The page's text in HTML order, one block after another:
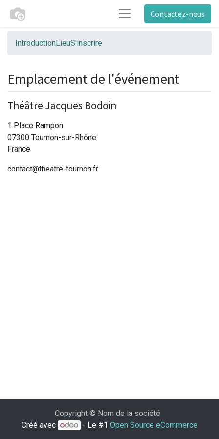
Contactez-nous
IntroductionLieuS'inscrire
Emplacement de l'événement
Théâtre Jacques Bodoin
1 Place Rampon
07300 Tournon-sur-Rhône
France
contact@theatre-tournon.fr
Copyright © Nom de la société
Créé avec
- Le #1 Open Source eCommerce